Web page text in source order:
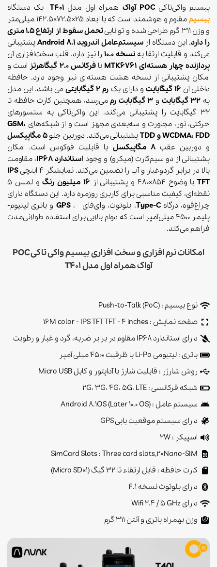
بیسیم واکی‌تاکی POC آواک همراه اول مدلT401 یک دستگاه
بیسیم
مقاوم و هوشمند است که با ابعاد 25×72.5×142.5 میلی‌متر
و وزن 311 گرم طراحی شده و توانایی
تحمل سقوط از ارتفاع 1.5 متری
را دارد. این دستگاه از سیستم‌عامل اندروید Android 8.1
پشتیبانی
می‌کند و قابلیت ارتقا به نسخه 10.0
را نیز دارد. قلب سخت‌افزاری آن
پردازنده چهار هسته‌ای MTK6761
بافرکانس 2.0 گیگاهرتز
است و
امکان پشتیبانی از نسخه هشت هسته‌ای نیز وجود دارد. حافظه
داخلی آن 16 گیگابایت و دارای یک رم 2 گیگابایتی
می باشد. این مدل
به 32 گیگابایت و 3 گیگابایت رم
می‌رسد، همچنین کارت حافظه تا
32 گیگابایت را پشتیبانی می‌کند. این واکی‌تاکی به سنسورهای
حرکتی، نور، مجاورت و سه‌بعدی مجهز است و از شبکه‌های GSM،
WCDMA، FDD و TDD
پشتیبانی می‌کند. دوربین جلو5 مگاپیکسل
و دوربین عقب8 مگاپیکسل
با قابلیت فوکوس است. امکان
پشتیبانی از دو سیم‌کارت (میکرو) و وجود استاندارد IP68
، مقاومت
بالا در برابر گردوغبار و آب را تضمین می‌کند. نمایشگر 4 اینچی
IPS
TFTبا وضوح 854×480 و پشتیبانی از 16 میلیون رنگ
و لمس 5
نقطه‌ای، کیفیت مناسبی برای کاربری روزمره دارد. این دستگاه دارای
چراغ‌قوه، درگاهType-C، بلوتوث، وای‌فای ،GPS و باتری لیتیوم-
پلیمر 4500 میلی‌آمپر است که دوام بالایی برای استفاده طولانی‌مدت
فراهم می‌کند.
امکانات نرم افزاری و سخت افزاری بیسیم واکی تاکی POC
آواک همراه اول مدل T401
نوع بیسیم : Push-to-Talk (PoC)
صفحه نمایش : 16M color - IPS TFT TFT - 4 inches
دارای استاندارد IP68 مقاوم در برابر ضربه، گرد و غبار و رطوبت
باتری : لیتیومی Li-Po با ظرفیت 4500 میلی آمپر
روش شارژر : قابلیت شارژ با آداپتور و کابل Micro USB
شبکه فرکانسی : 2G، 3G، 4G، 5G، LTE
سیستم عامل : Android 8.1OS (Later 10.0 OS)
دارای سیستم موقعیت یابی GPS
اسپیکر : 2W
SimCard Slots : Three card slots,2×Nano-SIM
کارت حافظه : قابل ارتقاء تا ۳۲ گیگ (1×Micro SD)
دارای بلوتوث نسخه ۴.۱
دارای Wifi 2.4 / 5 GHz
وزن بهمراه باتری و آنتن 311 گرم